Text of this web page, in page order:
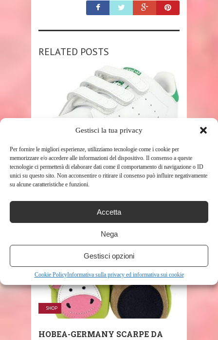
Gestisci la tua privacy
Per fornire le migliori esperienze, utilizziamo tecnologie come i cookie per
memorizzare e/o accedere alle informazioni del dispositivo. Il consenso a queste
tecnologie ci permetterà di elaborare dati come il comportamento di navigazione o ID
unici su questo sito. Non acconsentire o ritirare il consenso può influire negativamente
su alcune caratteristiche e funzioni.
Accetta
Nega
Gestisci opzioni
Cookie PolicyInformativa sulla privacy ed informativa sui cookie
RELATED POSTS
SHOP
ADIDAS STAN SMITH CF I,
SCARPE DA FITNESS UNISEX-
SHOP
HOBEA-GERMANY SCARPE DA